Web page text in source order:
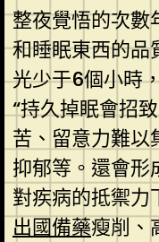
整夜覺悟的次數
和睡眠東西的品
光少于6個小時
“持久掉眠會招
苦、留意力難以
抑郁等。還會形
對疾病的抵禦力
出國備藥瘦削、